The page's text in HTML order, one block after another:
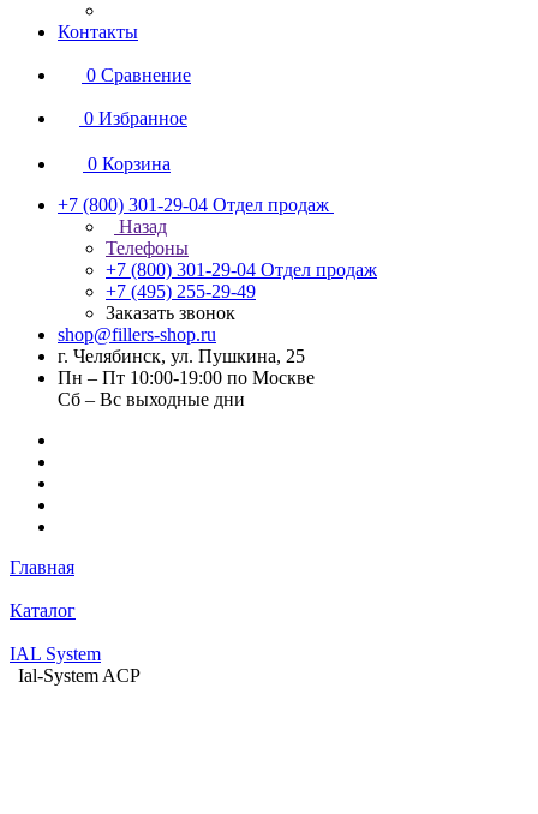
Контакты
0 Сравнение
0 Избранное
0 Корзина
+7 (800) 301-29-04 Отдел продаж
Назад
Телефоны
+7 (800) 301-29-04 Отдел продаж
+7 (495) 255-29-49
Заказать звонок
shop@fillers-shop.ru
г. Челябинск, ул. Пушкина, 25
Пн – Пт 10:00-19:00 по Москве
Сб – Вс выходные дни
Главная
Каталог
IAL System
Ial-System ACP